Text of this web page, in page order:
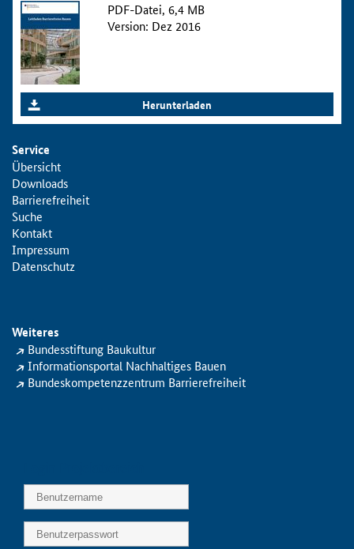
PDF-Datei, 6,4 MB
Version: Dez 2016
Herunterladen
Service
Übersicht
Downloads
Barrierefreiheit
Suche
Kontakt
Impressum
Datenschutz
Weiteres
Bundesstiftung Baukultur
Informationsportal Nachhaltiges Bauen
Bundeskompetenzzentrum Barrierefreiheit